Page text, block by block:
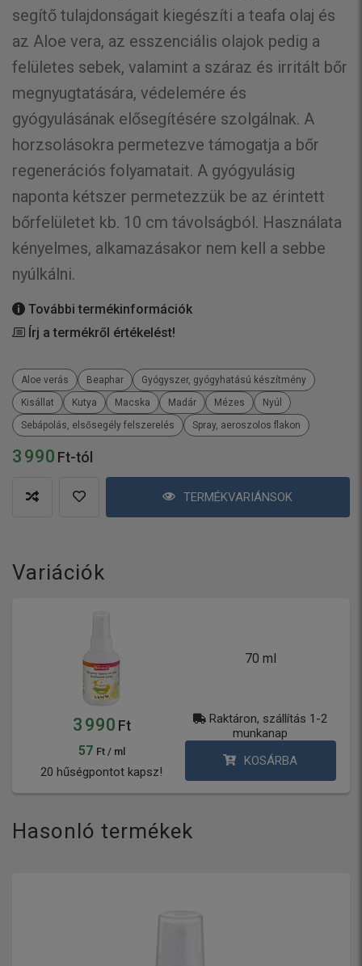
3 990 Ft-tól
TERMÉKVARIÁNSOK
segítő tulajdonságait kiegészíti a teafa olaj és
az Aloe vera, az esszenciális olajok pedig a
felületes sebek, valamint a száraz és irritált bőr
megnyugtatására, védelemére és
gyógyulásának elősegítésére szolgálnak. A
horzsolásokra permetezve támogatja a bőr
regenerációs folyamatait. A gyógyulásig
naponta kétszer permetezzük be az érintett
bőrfelületet kb. 10 cm távolságból. Használata
kényelmes, alkamazásakor nem kell a sebbe
nyúlkálni.
További termékinformációk
Írj a termékről értékelést!
Aloe verás Beaphar
Gyógyszer, gyógyhatású készítmény
Kisállat
Kutya Macska Madár Mézes
Nyúl
Sebápolás, elsősegély felszerelés
Spray, aeroszolos flakon
Variációk
70 ml
3 990 Ft
57 Ft / ml
20 hűségpontot kapsz!
Raktáron, szállítás 1-2
munkanap
KOSÁRBA
Hasonló termékek